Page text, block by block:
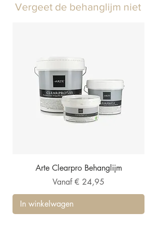
Vergeet de behanglijm niet
Arte Clearpro Behanglijm
Vanaf€ 24,95
Verkoopprijs
In winkelwagen